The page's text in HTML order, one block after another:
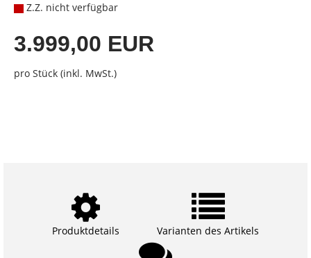
Z.Z. nicht verfügbar
3.999,00 EUR
pro Stück (inkl. MwSt.)
Produktdetails Varianten des Artikels